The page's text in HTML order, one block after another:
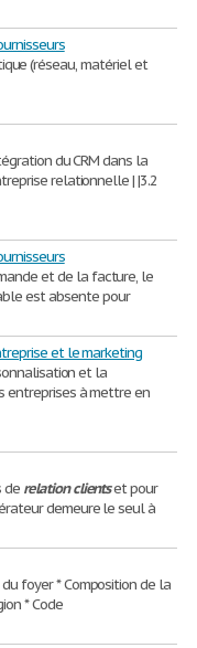
(réseau, matériel et
du CRM dans la
relationnelle | |3.2
et de la facture, le
est absente pour
et le marketing
et la
entreprises à mettre en
de relation clientset pour
demeure le seul à
foyer * Composition de la
* Code